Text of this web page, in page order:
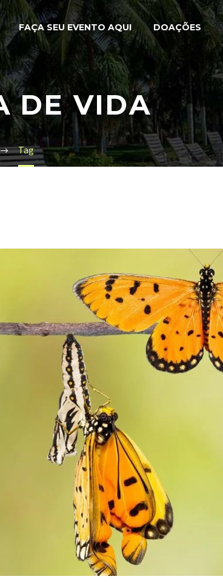
FAÇA SEU EVENTO AQUI DOAÇÕES
DE VIDA
Tag